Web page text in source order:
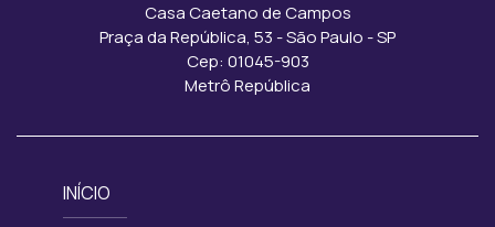
Casa Caetano de Campos
Praça da República, 53 - São Paulo - SP
Cep: 01045-903
Metrô República
INÍCIO